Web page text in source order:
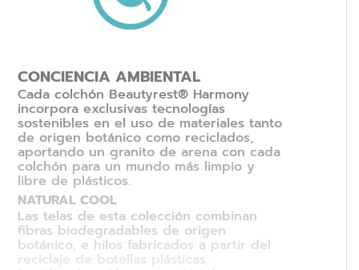
CONCIENCIA AMBIENTAL
Cada colchón Beautyrest® Harmony
incorpora exclusivas tecnologías
sostenibles en el uso de materiales tanto
de origen botánico como reciclados,
aportando un granito de arena con cada
colchón para un mundo más limpio y
libre de plásticos.
NATURAL COOL
Las telas de esta colección combinan
fibras biodegradables de origen
botánico, e hilos fabricados a partir del
reciclaje de botellas plásticas,